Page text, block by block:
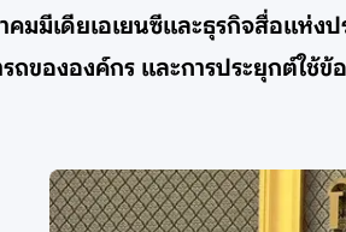
มมีเดียเอเยนซีและธุรกิจสื่อแห่
ถขององค์กร และการประยุกต์ใช้